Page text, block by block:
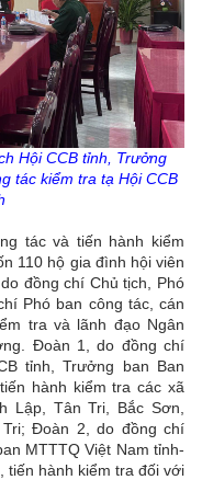
Hội CCB tỉnh, Trưởng
tác kiểm tra tạ Hội CCB
tác và tiến hành kiểm
110 hộ gia đình hội viên
đồng chí Chủ tịch, Phó
Phó ban công tác, cán
tra và lãnh đạo Ngân
Đoàn 1, do đồng chí
tỉnh, Trưởng ban Ban
hành kiểm tra các xã
Lập, Tân Tri, Bắc Sơn,
Đoàn 2, do đồng chí
MTTTQ Việt Nam tỉnh-
tiến hành kiểm tra đối với